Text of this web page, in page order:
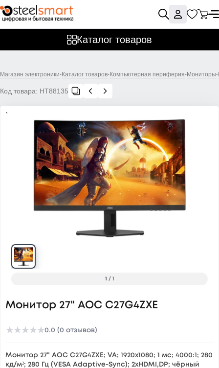
Каталог товаров
Магазин электроники-Каталог товаров-Компьютерная периферия-Мониторы-
Код товара: НТ88135
1 / 1
Монитор 27" AOC C27G4ZXE
★★★★★0.0 (0 отзывов)
Монитор 27" AOC C27G4ZXE; VA; 1920x1080; 1 мс; 4000:1; 280
кд/м²; 280 Гц (VESA Adaptive-Sync); 2xHDMI,DP; чёрный